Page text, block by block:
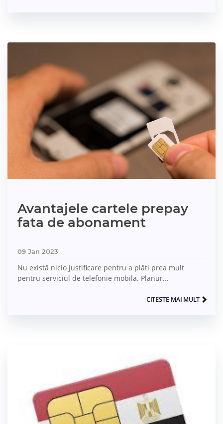
Avantajele cartele prepay
fata de abonament
09 Jan 2023
Nu există nicio justificare pentru a plăti prea mult
pentru serviciul de telefonie mobila. Planur...
CITESTE MAI MULT